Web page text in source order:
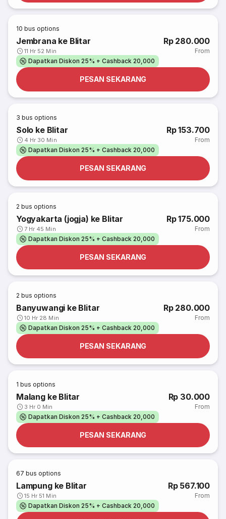
10 bus options
Jembrana ke Blitar
11 Hr 52 Min
Rp 280.000
From
Dapatkan Diskon 25% + Cashback 20,000
PESAN SEKARANG
3 bus options
Solo ke Blitar
4 Hr 30 Min
Rp 153.700
From
Dapatkan Diskon 25% + Cashback 20,000
PESAN SEKARANG
2 bus options
Yogyakarta (jogja) ke Blitar
7 Hr 45 Min
Rp 175.000
From
Dapatkan Diskon 25% + Cashback 20,000
PESAN SEKARANG
2 bus options
Banyuwangi ke Blitar
10 Hr 28 Min
Rp 280.000
From
Dapatkan Diskon 25% + Cashback 20,000
PESAN SEKARANG
1 bus options
Malang ke Blitar
3 Hr 0 Min
Rp 30.000
From
Dapatkan Diskon 25% + Cashback 20,000
PESAN SEKARANG
67 bus options
Lampung ke Blitar
15 Hr 51 Min
Rp 567.100
From
Dapatkan Diskon 25% + Cashback 20,000